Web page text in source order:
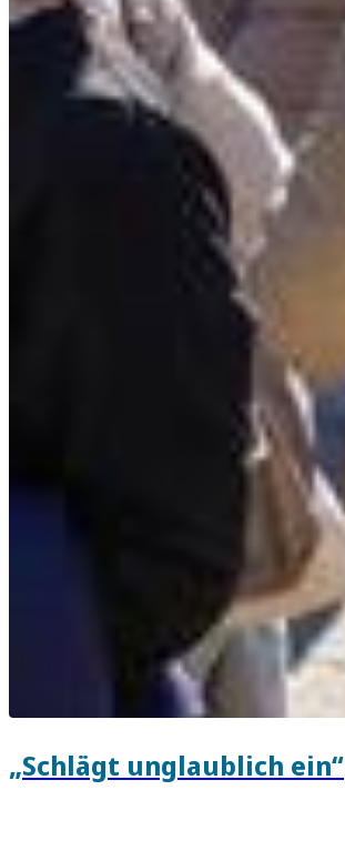
„Schlägt unglaublich ein“